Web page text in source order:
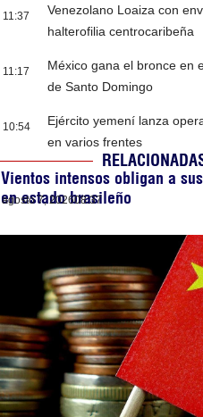
11:37
Venezolano Loaiza con
halterofilia centrocaribeña
11:17
México gana el bronce en
de Santo Domingo
10:54
Ejército yemení lanza
en varios frentes
Vientos intensos obligan a
en estado brasileño
agosto 7, 202608:37